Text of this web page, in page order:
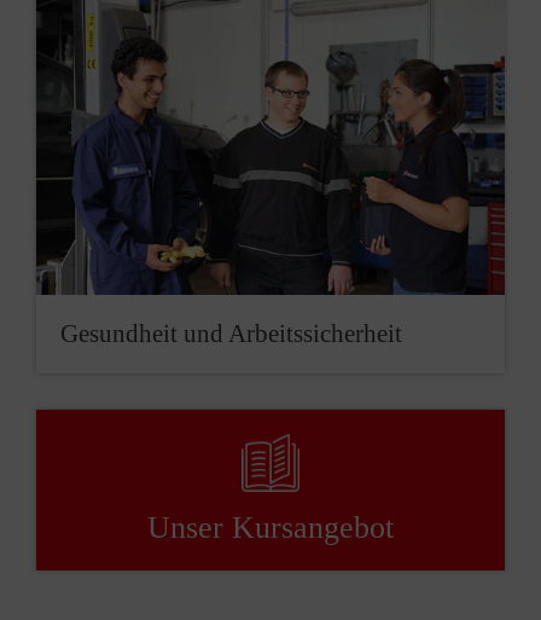
Gesundheit und Arbeitssicherheit
Unser ­Kursangebot